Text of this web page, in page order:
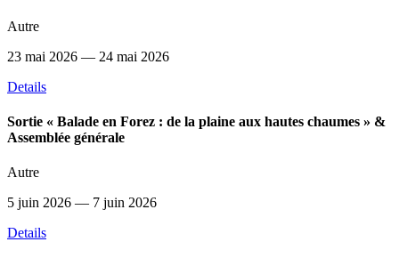
Autre
23 mai 2026 — 24 mai 2026
Details
Sortie « Balade en Forez : de la plaine aux hautes chaumes » &
Assemblée générale
Autre
5 juin 2026 — 7 juin 2026
Details